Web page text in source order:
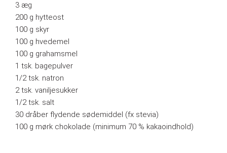
3 æg
200 g hytteost
100 g skyr
100 g hvedemel
100 g grahamsmel
1 tsk. bagepulver
1/2 tsk. natron
2 tsk. vaniljesukker
1/2 tsk. salt
30 dråber flydende sødemiddel (fx stevia)
100 g mørk chokolade (minimum 70 % kakaoindhold)